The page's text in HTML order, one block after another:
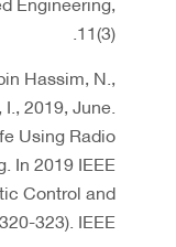
11(3).
Hassim, N.,
2019, June.
Using Radio
In 2019 IEEE
Control and
323). IEEE.